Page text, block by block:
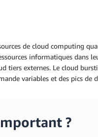
de cloud computing
informatiques dans
tiers externes. Le cloud
variables et des pics de
?